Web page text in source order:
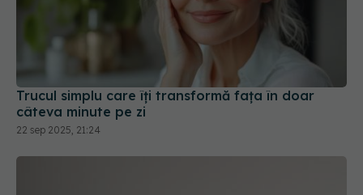
Trucul simplu care îți transformă fața în doar
câteva minute pe zi
22 sep 2025, 21:24